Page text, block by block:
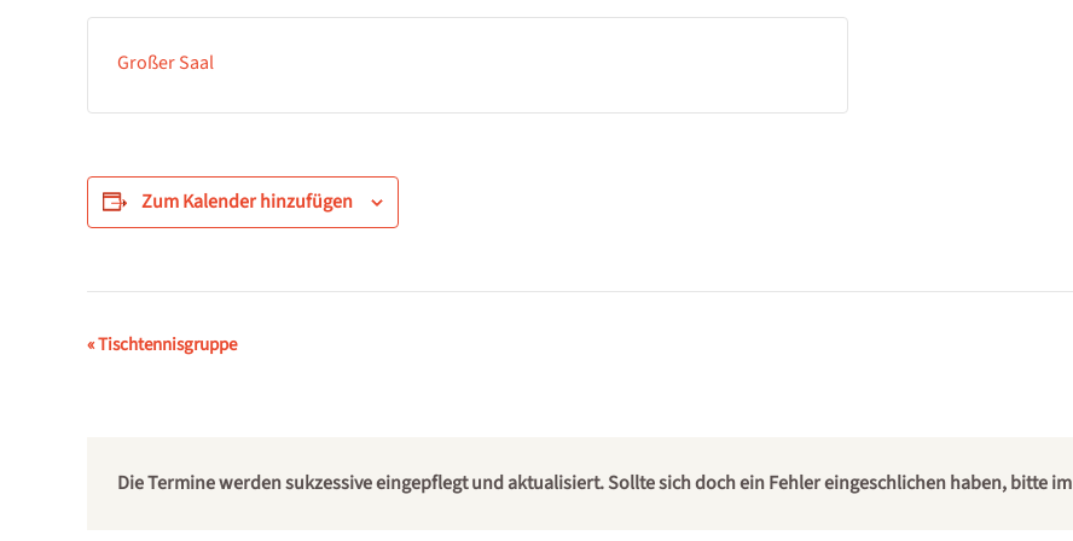
Großer Saal
Zum Kalender hinzufügen
Veranstaltung-
«Tischtennisgruppe
Die Termine werden sukzessive eingepflegt und aktualisiert. Sollte sich doch ein Fehler eingeschlichen haben, bitte im